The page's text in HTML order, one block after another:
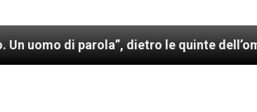
parola”, dietro le quinte dell’omonimo film